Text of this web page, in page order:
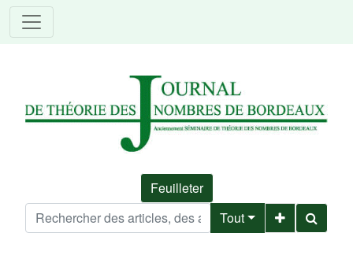
Feuilleter
Tout